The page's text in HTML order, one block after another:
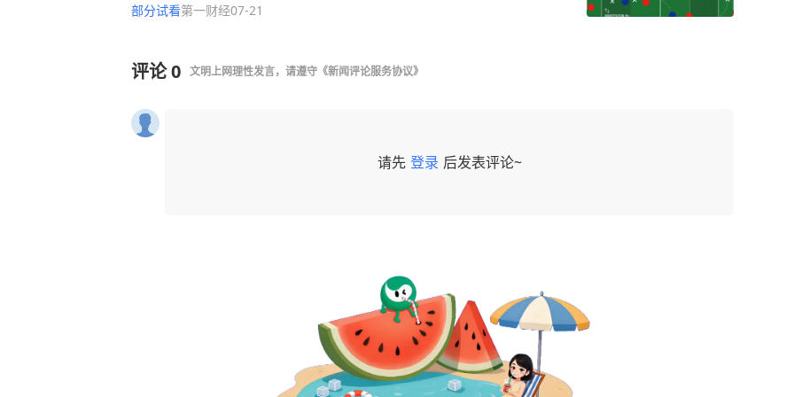
部分试看第一财经07-21
评论0 文明上网理性发言，请遵守 《新闻评论服务协议》
请先 登录 后发表评论~